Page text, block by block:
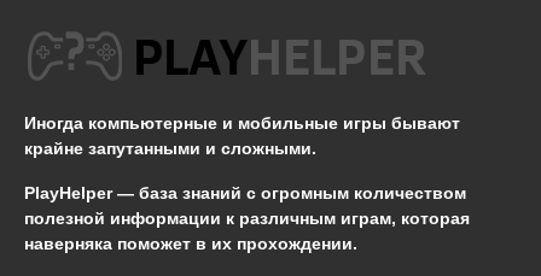
Иногда компьютерные и мобильные игры бывают
крайне запутанными и сложными.
PlayHelper — база знаний с огромным количеством
полезной информации к различным играм, которая
наверняка поможет в их прохождении.